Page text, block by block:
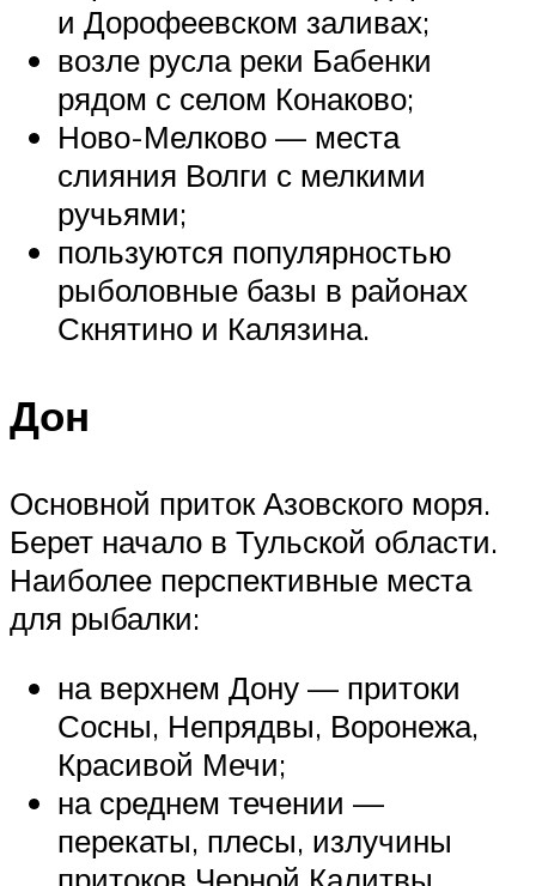
и Дорофеевском заливах;
возле русла реки Бабенки
рядом с селом Конаково;
Ново-Мелково — места
слияния Волги с мелкими
ручьями;
пользуются популярностью
рыболовные базы в районах
Скнятино и Калязина.
Дон
Основной приток Азовского моря.
Берет начало в Тульской области.
Наиболее перспективные места
для рыбалки:
на верхнем Дону — притоки
Сосны, Непрядвы, Воронежа,
Красивой Мечи;
на среднем течении —
перекаты, плесы, излучины